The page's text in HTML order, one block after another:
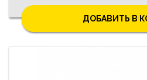
ДОБАВИТЬ В